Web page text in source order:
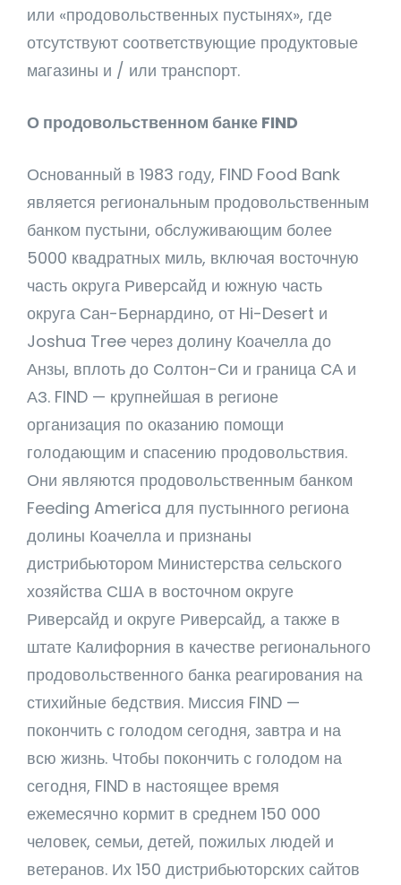
или «продовольственных пустынях», где
отсутствуют соответствующие продуктовые
магазины и / или транспорт.
О продовольственном банке FIND
Основанный в 1983 году, FIND Food Bank
является региональным продовольственным
банком пустыни, обслуживающим более
5000 квадратных миль, включая восточную
часть округа Риверсайд и южную часть
округа Сан-Бернардино, от Hi-Desert и
Joshua Tree через долину Коачелла до
Анзы, вплоть до Солтон-Си и граница СА и
АЗ. FIND — крупнейшая в регионе
организация по оказанию помощи
голодающим и спасению продовольствия.
Они являются продовольственным банком
Feeding America для пустынного региона
долины Коачелла и признаны
дистрибьютором Министерства сельского
хозяйства США в восточном округе
Риверсайд и округе Риверсайд, а также в
штате Калифорния в качестве регионального
продовольственного банка реагирования на
стихийные бедствия. Миссия FIND —
покончить с голодом сегодня, завтра и на
всю жизнь. Чтобы покончить с голодом на
сегодня, FIND в настоящее время
ежемесячно кормит в среднем 150 000
человек, семьи, детей, пожилых людей и
ветеранов. Их 150 дистрибьюторских сайтов